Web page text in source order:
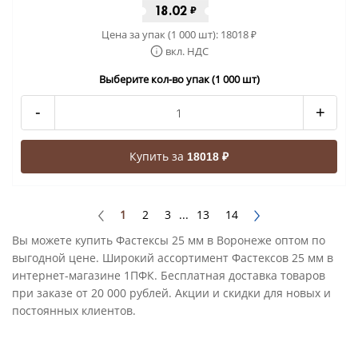
18.02 ₽
Цена за упак (1 000 шт): 18018₽
вкл. НДС
Выберите кол-во упак (1 000 шт)
- +
Купить за 18018 ₽
1 2 3 ... 13
14
Вы можете купить Фастексы 25 мм в Воронеже оптом по
выгодной цене. Широкий ассортимент Фастексов 25 мм в
интернет-магазине 1ПФК. Бесплатная доставка товаров
при заказе от 20 000 рублей. Акции и скидки для новых и
постоянных клиентов.